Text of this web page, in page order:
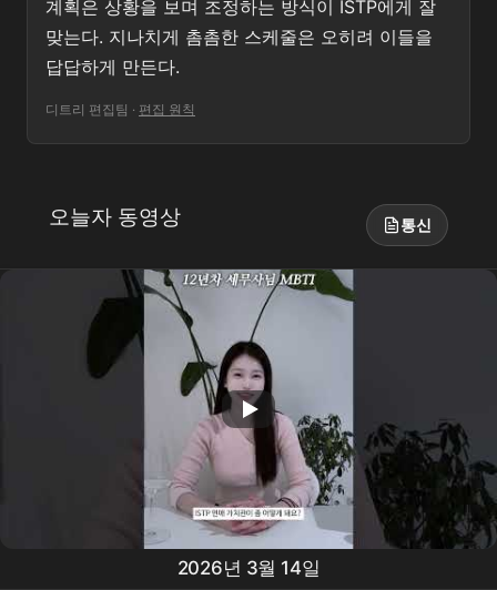
계획은 상황을 보며 조정하는 방식이 ISTP에게 잘
맞는다. 지나치게 촘촘한 스케줄은 오히려 이들을
답답하게 만든다.
디트리 편집팀 · 편집 원칙
오늘자 동영상 통신
2026년 3월 14일